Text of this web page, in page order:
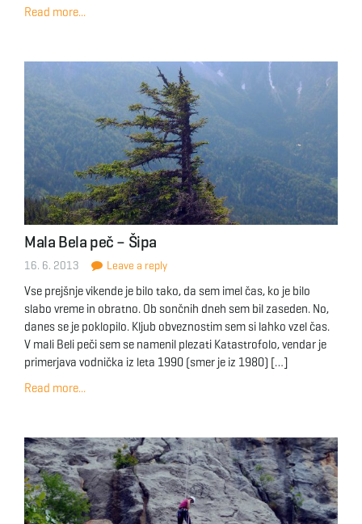
Read more...
Mala Bela peč – Šipa
16. 6. 2013 Leave a reply
Vse prejšnje vikende je bilo tako, da sem imel čas, ko je bilo
slabo vreme in obratno. Ob sončnih dneh sem bil zaseden. No,
danes se je poklopilo. Kljub obveznostim sem si lahko vzel čas.
V mali Beli peči sem se namenil plezati Katastrofolo, vendar je
primerjava vodnička iz leta 1990 (smer je iz 1980) […]
Read more...